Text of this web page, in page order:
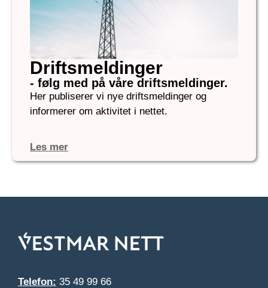
Driftsmeldinger
- følg med på våre driftsmeldinger.
Her publiserer vi nye driftsmeldinger og
informerer om aktivitet i nettet.
Les mer
Telefon: 35 49 99 66